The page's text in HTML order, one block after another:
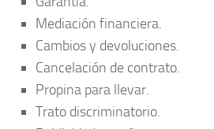
Mediación financiera.
Cambios y devoluciones.
Cancelación de contrato.
Propina para llevar.
Trato discriminatorio.